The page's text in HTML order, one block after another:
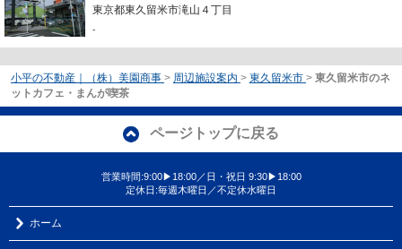
東京都東久留米市滝山４丁目
-
小平の不動産｜（株）美園商事 > 周辺施設案内 > 東久留米市 > 東久留米市のネ
ットカフェ・まんが喫茶
ページトップに戻る
営業時間:9:00▶18:00／日・祝日 9:30▶18:00
定休日:毎週木曜日／不定休水曜日
ホーム